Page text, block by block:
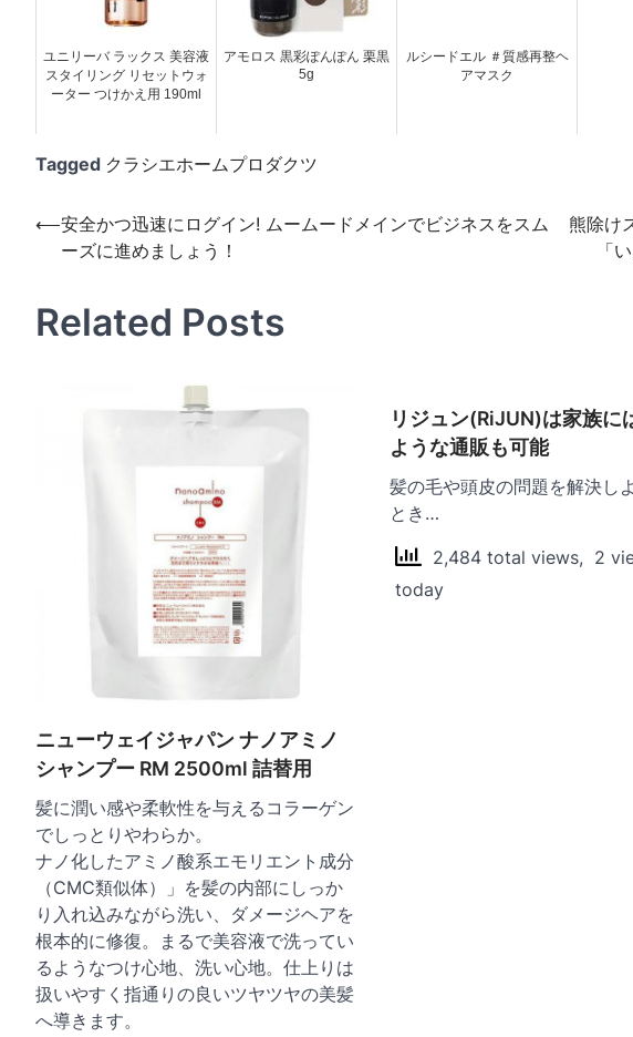
ユニリーバ ラックス 美容液
スタイリング リセットウォ
ーター つけかえ用 190ml
アモロス 黒彩ぽんぽん 栗黒
5g
ルシードエル ＃質感再整ヘ
アマスク
Tagged クラシエホームプロダクツ
投
ビ
⟵安全かつ迅速にログイン! ムームードメインでビジネスをスム
ーズに進めましょう！
熊除け
「
Related Posts
ニューウェイジャパン ナノアミノ
シャンプー RM 2500ml 詰替用
髪に潤い感や柔軟性を与えるコラーゲン
でしっとりやわらか。
ナノ化したアミノ酸系エモリエント成分
（CMC類似体）」を髪の内部にしっか
り入れ込みながら洗い、ダメージヘアを
根本的に修復。まるで美容液で洗ってい
るようなつけ心地、洗い心地。仕上りは
扱いやすく指通りの良いツヤツヤの美髪
へ導きます。
リジュン(RiJUN)は家族に
ような通販も可能
髪の毛や頭皮の問題を解決し
とき…
2,484 total views, 2
today